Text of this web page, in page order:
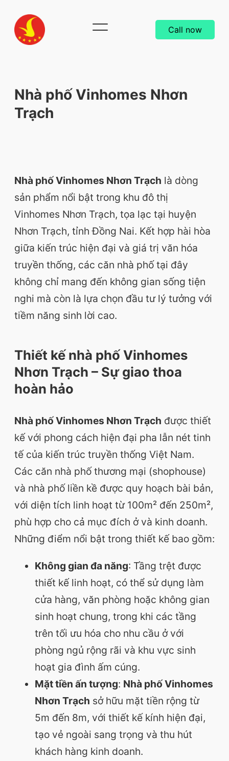
Call now
Nhà phố Vinhomes Nhơn
Trạch
Nhà phố Vinhomes Nhơn Trạch là dòng
sản phẩm nổi bật trong khu đô thị
Vinhomes Nhơn Trạch, tọa lạc tại huyện
Nhơn Trạch, tỉnh Đồng Nai. Kết hợp hài hòa
giữa kiến trúc hiện đại và giá trị văn hóa
truyền thống, các căn nhà phố tại đây
không chỉ mang đến không gian sống tiện
nghi mà còn là lựa chọn đầu tư lý tưởng với
tiềm năng sinh lời cao.
Thiết kế nhà phố Vinhomes
Nhơn Trạch – Sự giao thoa
hoàn hảo
Nhà phố Vinhomes Nhơn Trạch được thiết
kế với phong cách hiện đại pha lẫn nét tinh
tế của kiến trúc truyền thống Việt Nam.
Các căn nhà phố thương mại (shophouse)
và nhà phố liền kề được quy hoạch bài bản,
với diện tích linh hoạt từ 100m² đến 250m²,
phù hợp cho cả mục đích ở và kinh doanh.
Những điểm nổi bật trong thiết kế bao gồm:
Không gian đa năng: Tầng trệt được
thiết kế linh hoạt, có thể sử dụng làm
cửa hàng, văn phòng hoặc không gian
sinh hoạt chung, trong khi các tầng
trên tối ưu hóa cho nhu cầu ở với
phòng ngủ rộng rãi và khu vực sinh
hoạt gia đình ấm cúng.
Mặt tiền ấn tượng: Nhà phố Vinhomes
Nhơn Trạch sở hữu mặt tiền rộng từ
5m đến 8m, với thiết kế kính hiện đại,
tạo vẻ ngoài sang trọng và thu hút
khách hàng kinh doanh.